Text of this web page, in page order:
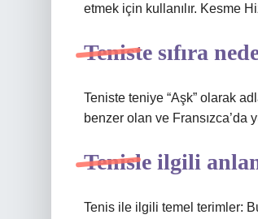
etmek için kullanılır. Kesme
Teniste sıfıra
Teniste teniye “Aşk” olarak
benzer olan ve Fransızca’da
Tenisle ilgili
Tenis ile ilgili temel terimler: